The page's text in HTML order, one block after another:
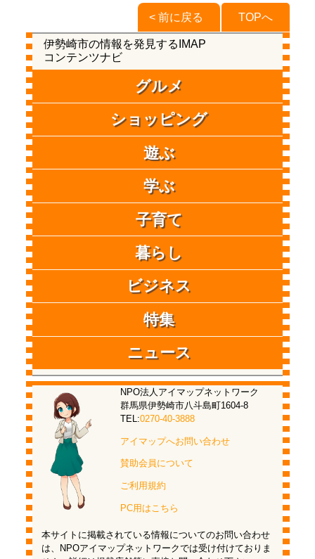
TOPへ
< 前に戻る
伊勢崎市の情報を発見するIMAP
コンテンツナビ
グルメ
ショッピング
遊ぶ
学ぶ
子育て
暮らし
ビジネス
特集
ニュース
NPO法人アイマップネットワーク
群馬県伊勢崎市八斗島町1604-8
TEL:0270-40-3888
アイマップへお問い合わせ
賛助会員について
ご利用規約
PC用はこちら
本サイトに掲載されている情報についてのお問い合わせ
は、NPOアイマップネットワークでは受け付けておりま